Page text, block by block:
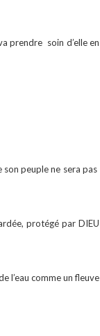
prendre soin d’elle en
peuple ne sera pas
protégé par DIEU
l’eau comme un fleuve